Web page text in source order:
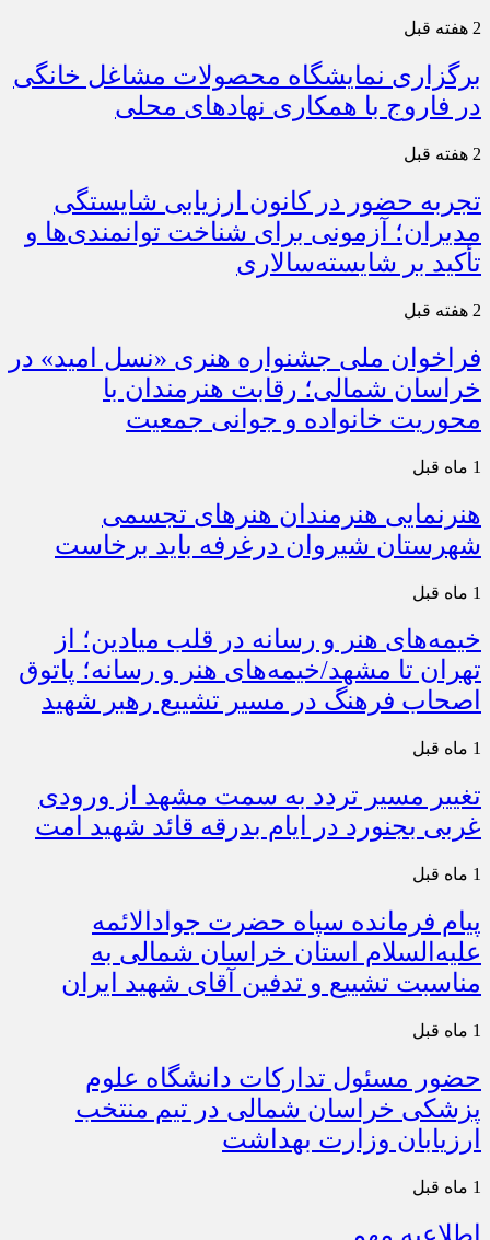
2 هفته قبل
برگزاری نمایشگاه محصولات مشاغل خانگی
در فاروج با همکاری نهادهای محلی
2 هفته قبل
تجربه حضور در کانون ارزیابی شایستگی
مدیران؛ آزمونی برای شناخت توانمندی‌ها و
تأکید بر شایسته‌سالاری
2 هفته قبل
فراخوان ملی جشنواره هنری «نسل امید» در
خراسان شمالی؛ رقابت هنرمندان با
محوریت خانواده و جوانی جمعیت
1 ماه قبل
هنرنمایی هنرمندان هنرهای تجسمی
شهرستان شیروان درغرفه باید برخاست
1 ماه قبل
خیمه‌های هنر و رسانه در قلب میادین؛ از
تهران تا مشهد/خیمه‌های هنر و رسانه؛ پاتوق
اصحاب فرهنگ در مسیر تشییع رهبر شهید
1 ماه قبل
تغییر مسیر تردد به سمت مشهد از ورودی
غربی بجنورد در ایام بدرقه قائد شهید امت
1 ماه قبل
پیام فرمانده سپاه حضرت جوادالائمه
علیه‌السلام استان خراسان شمالی به
مناسبت تشییع و تدفین آقای شهید ایران
1 ماه قبل
حضور مسئول تدارکات دانشگاه علوم
پزشکی خراسان شمالی در تیم منتخب
ارزیابان وزارت بهداشت
1 ماه قبل
اطلاعیه مهم